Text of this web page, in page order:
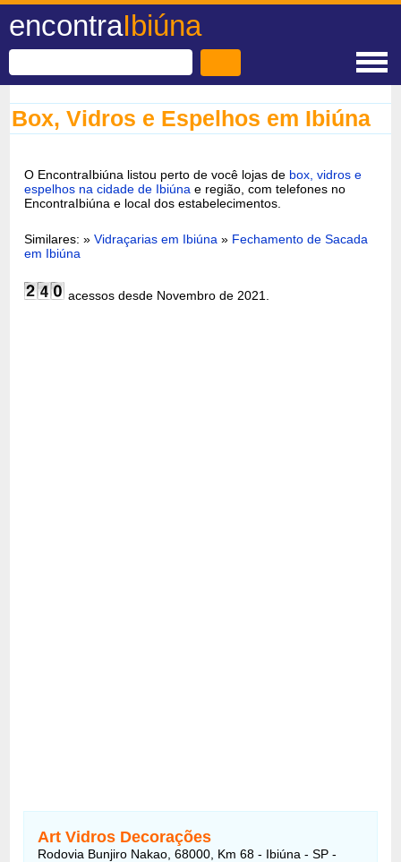
encontraIbiúna
Box, Vidros e Espelhos em Ibiúna
O EncontraIbiúna listou perto de você lojas de box, vidros e
espelhos na cidade de Ibiúna e região, com telefones no
EncontraIbiúna e local dos estabelecimentos.
Similares: »Vidraçarias em Ibiúna » Fechamento de Sacada
em Ibiúna
acessos desde Novembro de 2021.
Art Vidros Decorações
Rodovia Bunjiro Nakao, 68000, Km 68 - Ibiúna - SP -